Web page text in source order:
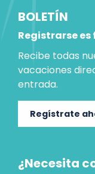
BOLETÍN
Registrarse es
Recibe todas
vacaciones
entrada.
Regístrate
¿Necesita